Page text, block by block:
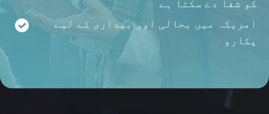
کو شفا دے سکتا ہے
امریکہ میں بحالی اور بیداری کے لیے
پکارو